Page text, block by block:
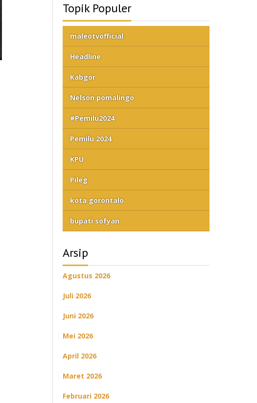
Topik Populer
maleotvofficial
Headline
Kabgor
Nelson pomalingo
#Pemilu2024
Pemilu 2024
KPU
Pileg
kota gorontalo
bupati sofyan
Arsip
Agustus 2026
Juli 2026
Juni 2026
Mei 2026
April 2026
Maret 2026
Februari 2026